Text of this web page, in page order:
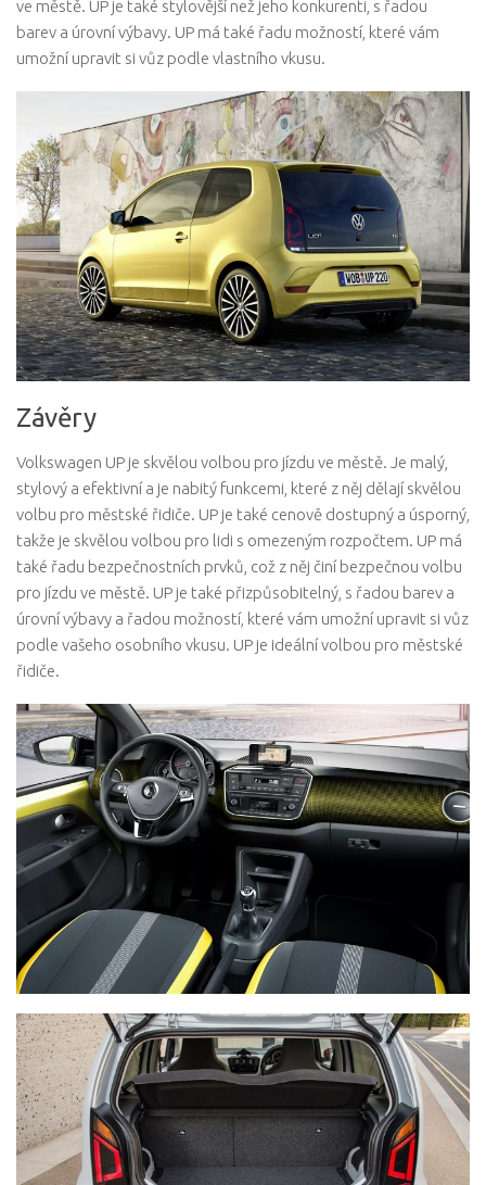
ve městě. UP je také stylovější než jeho konkurenti, s řadou
barev a úrovní výbavy. UP má také řadu možností, které vám
umožní upravit si vůz podle vlastního vkusu.
Závěry
Volkswagen UP je skvělou volbou pro jízdu ve městě. Je malý,
stylový a efektivní a je nabitý funkcemi, které z něj dělají skvělou
volbu pro městské řidiče. UP je také cenově dostupný a úsporný,
takže je skvělou volbou pro lidi s omezeným rozpočtem. UP má
také řadu bezpečnostních prvků, což z něj činí bezpečnou volbu
pro jízdu ve městě. UP je také přizpůsobitelný, s řadou barev a
úrovní výbavy a řadou možností, které vám umožní upravit si vůz
podle vašeho osobního vkusu. UP je ideální volbou pro městské
řidiče.